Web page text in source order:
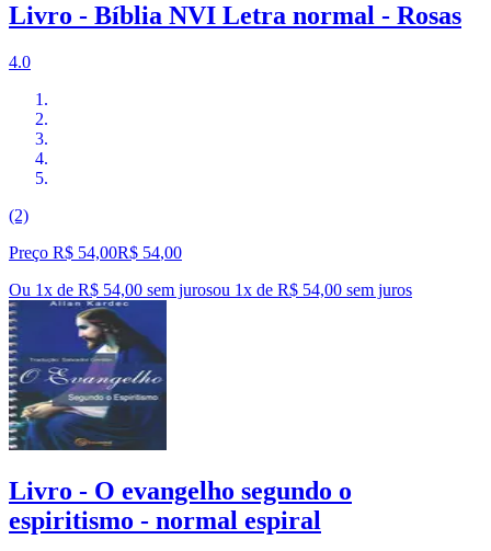
Livro - Bíblia NVI Letra normal - Rosas
4.0
(2)
Preço R$ 54,00R$ 54,00
Ou 1x de R$ 54,00 sem jurosou 1x de R$ 54,00 sem juros
Livro - O evangelho segundo o
espiritismo - normal espiral